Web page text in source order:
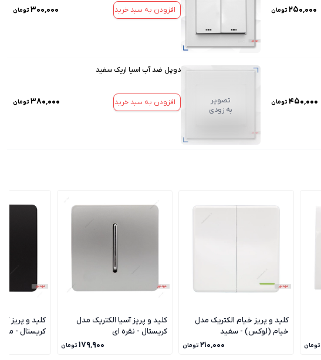
۲۵۰٬۰۰۰ تومان افزودن به سبد خرید ۳۰۰٬۰۰۰ تومان
۴۵۰٬۰۰۰ تومان
تصویر
به زودی
دوپل ضد آب اسیا اریک سفید
افزودن به سبد خرید ۳۸۰٬۰۰۰ تومان
تومان
کلید و پریز خیام الکتریک مدل
خیام (لوکس) - سفید
۲۱۰٬۰۰۰ تومان
کلید و پریز آسیا الکتریک مدل
کریستال - نقره ای
۱۷۹٬۹۰۰ تومان
کلید و پریز
کریستال -